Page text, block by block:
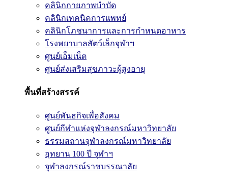
คลินิกกายภาพบำบัด
คลินิกเทคนิคการแพทย์
คลินิกโภชนาการและการกำหนดอาหาร
โรงพยาบาลสัตว์เล็กจุฬาฯ
ศูนย์เอ็มเน็ต
ศูนย์ส่งเสริมสุขภาวะผู้สูงอายุ
พื้นที่สร้างสรรค์
ศูนย์พันธกิจเพื่อสังคม
ศูนย์กีฬาแห่งจุฬาลงกรณ์มหาวิทยาลัย
ธรรมสถานจุฬาลงกรณ์มหาวิทยาลัย
อุทยาน 100 ปี จุฬาฯ
จุฬาลงกรณ์ราชบรรณาลัย